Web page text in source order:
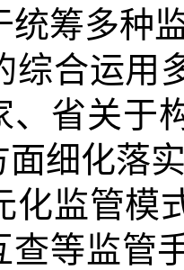
统筹多种
综合运用
、省关于
面细化落
化监管模
查等监管